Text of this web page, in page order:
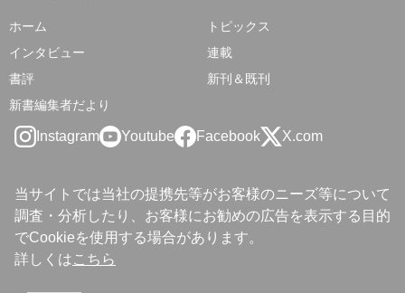
ホーム
トピックス
インタビュー
連載
書評
新刊＆既刊
新書編集者だより
Instagram Youtube Facebook X.com
当サイトでは当社の提携先等がお客様のニーズ等について
調査・分析したり、お客様にお勧めの広告を表示する目的
でCookieを使用する場合があります。
詳しくはこちら